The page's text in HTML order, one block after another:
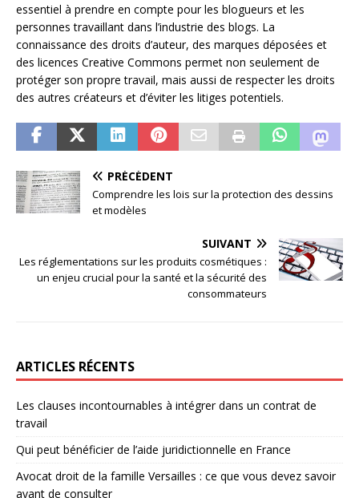
essentiel à prendre en compte pour les blogueurs et les
personnes travaillant dans l’industrie des blogs. La
connaissance des droits d’auteur, des marques déposées et
des licences Creative Commons permet non seulement de
protéger son propre travail, mais aussi de respecter les droits
des autres créateurs et d’éviter les litiges potentiels.
PRÉCÉDENT
Comprendre les lois sur la protection des dessins
et modèles
SUIVANT
Les réglementations sur les produits cosmétiques :
un enjeu crucial pour la santé et la sécurité des
consommateurs
ARTICLES RÉCENTS
Les clauses incontournables à intégrer dans un contrat de
travail
Qui peut bénéficier de l’aide juridictionnelle en France
Avocat droit de la famille Versailles : ce que vous devez savoir
avant de consulter